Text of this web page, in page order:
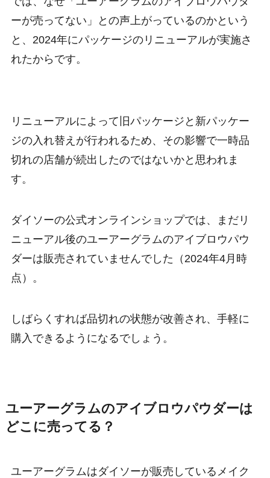
ーが売ってない」との声上がっているのかという
と、2024年にパッケージのリニューアルが実施さ
れたからです。
リニューアルによって旧パッケージと新パッケー
ジの入れ替えが行われるため、その影響で一時品
切れの店舗が続出したのではないかと思われま
す。
ダイソーの公式オンラインショップでは、まだリ
ニューアル後のユーアーグラムのアイブロウパウ
ダーは販売されていませんでした（2024年4月時
点）。
しばらくすれば品切れの状態が改善され、手軽に
購入できるようになるでしょう。
ユーアーグラムのアイブロウパウダーは
どこに売ってる？
ユーアーグラムはダイソーが販売しているメイク